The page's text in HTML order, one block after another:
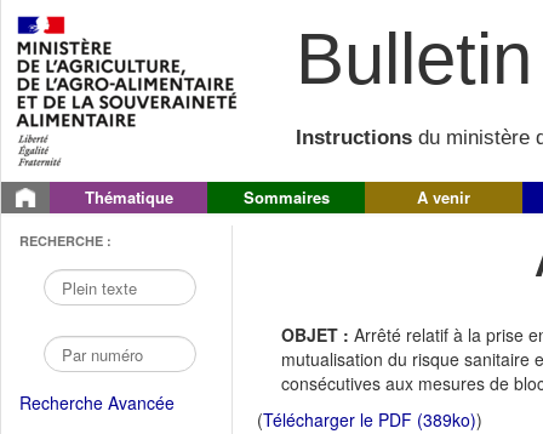
Instructions du ministère
Thématique Sommaires A venir
RECHERCHE :
Recherche Avancée
OBJET : Arrêté relatif à la prise
mutualisation du risque sanitaire
consécutives aux mesures de
(Télécharger le PDF (389ko))